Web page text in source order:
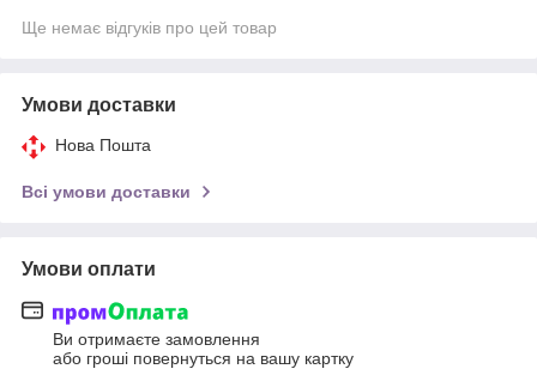
Ще немає відгуків про цей товар
Умови доставки
Нова Пошта
Всі умови доставки
Умови оплати
Ви отримаєте замовлення
або гроші повернуться на вашу картку